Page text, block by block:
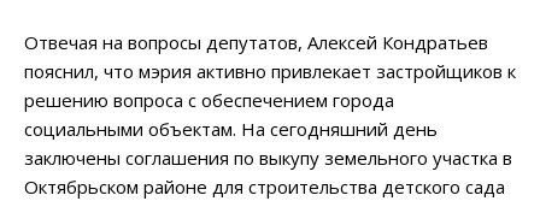
Отвечая на вопросы депутатов, Алексей Кондратьев
пояснил, что мэрия активно привлекает застройщиков к
решению вопроса с обеспечением города
социальными объектам. На сегодняшний день
заключены соглашения по выкупу земельного участка в
Октябрьском районе для строительства детского сада